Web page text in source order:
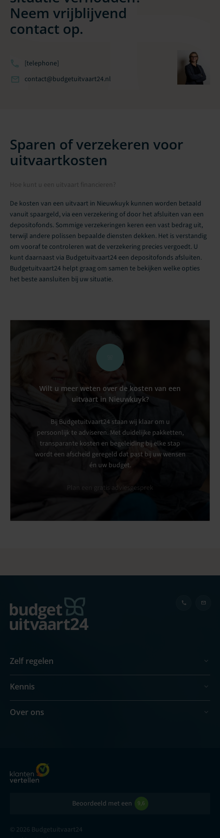
Neem vrijblijvend
contact op.
[telephone]
contact@budgetuitvaart24.nl
Sparen of verzekeren voor
uitvaartkosten
Hoe kunt u een uitvaart financieren?
De kosten van een uitvaart in Nieuwkuyk kunnen worden betaald
vanuit spaargeld, via een verzekering of door het afsluiten van een
depositofonds. Sommige verzekeringen keren een vast bedrag uit,
terwijl andere polissen bepaalde diensten dekken. Het is verstandig
om vooraf te controleren wat de verzekering precies vergoedt. U
kunt daarnaast via Budgetuitvaart24 een depositofonds afsluiten.
Budgetuitvaart24 helpt graag om samen te bekijken welke opties
het beste aansluiten bij uw situatie.
Wilt u meer weten over de kosten van een
uitvaart in Nieuwkuyk?
Bij Budgetuitvaart24 staan wij klaar om u
persoonlijk te adviseren. Met duidelijke pakketten,
transparante kosten en begeleiding bij elke stap
wordt een afscheid geregeld dat past bij uw wensen
én uw budget.
Plan een gratis adviesgesprek
Zelf regelen
Kennis
Over ons
Beoordeeld met een 9,6
© 2026 Budgetuitvaart24